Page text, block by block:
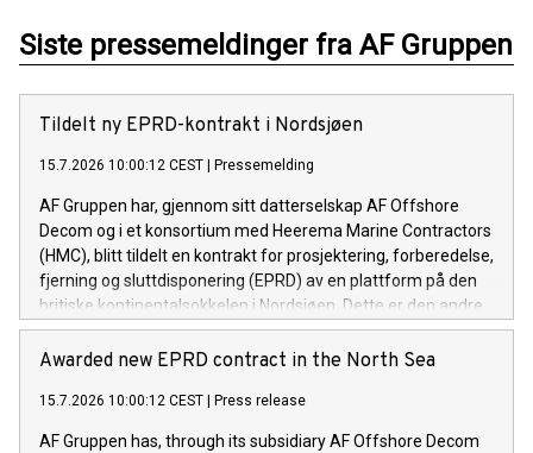
Siste pressemeldinger fra AF Gruppen
Tildelt ny EPRD-kontrakt i Nordsjøen
15.7.2026 10:00:12 CEST Pressemelding
AF Gruppen har, gjennom sitt datterselskap AF Offshore
Decom og i et konsortium med Heerema Marine Contractors
(HMC), blitt tildelt en kontrakt for prosjektering, forberedelse,
fjerning og sluttdisponering (EPRD) av en plattform på den
britiske kontinentalsokkelen i Nordsjøen. Dette er den andre
kontrakten konsortiet har blitt tildelt innen kort tid.
Awarded new EPRD contract in the North Sea
15.7.2026 10:00:12 CEST Press release
AF Gruppen has, through its subsidiary AF Offshore Decom